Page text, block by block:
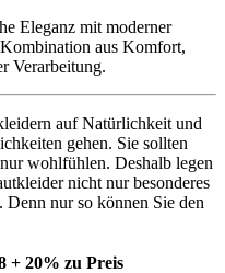
Eleganz mit moderner
aus Komfort,
Verarbeitung.
auf Natürlichkeit und
gehen. Sie sollten
wohlfühlen. Deshalb legen
nicht nur besonderes
Denn nur so können Sie den
+ 20% zu Preis